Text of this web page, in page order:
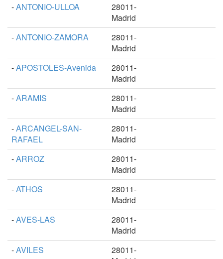
-ANTONIO-ULLOA
28011-
Madrid
-ANTONIO-ZAMORA
28011-
Madrid
-APOSTOLES-Avenida
28011-
Madrid
-ARAMIS
28011-
Madrid
-ARCANGEL-SAN-
RAFAEL
28011-
Madrid
-ARROZ
28011-
Madrid
-ATHOS
28011-
Madrid
-AVES-LAS
28011-
Madrid
-AVILES
28011-